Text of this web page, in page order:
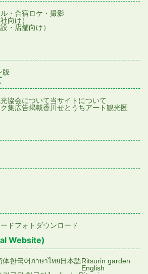
・合宿ロケ・撮影
向け）
・店舗向け）
版
協会について当サイトについて
集広告掲載香川せとうちアート観光圏
ドフォトダウンロード
Website)
体한국어ภาษาไทย日本語Ritsurin garden
English